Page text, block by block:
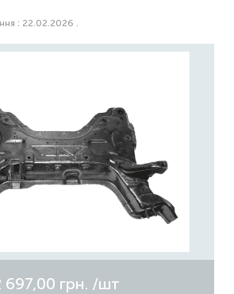
: 22.02.2026 .
697,00 грн. /шт